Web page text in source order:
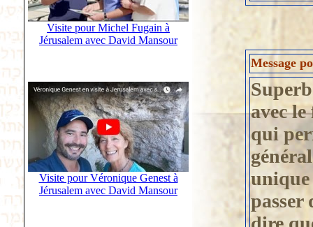
Visite pour Michel Fugain à
Jérusalem avec David Mansour
Visite pour Véronique Genest à
Jérusalem avec David Mansour
Message
avec
qui
unique
passer